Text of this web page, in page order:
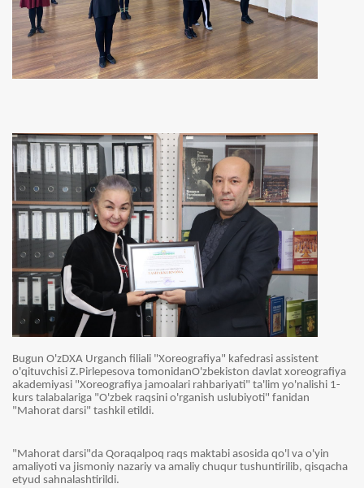
Bugun O'zDXA Urganch filiali "Xoreografiya" kafedrasi assistent
o'qituvchisi Z.Pirlepesova tomonidanO'zbekiston davlat xoreografiya
akademiyasi "Xoreografiya jamoalari rahbariyati" ta'lim yo'nalishi 1-
kurs talabalariga "O'zbek raqsini o'rganish uslubiyoti" fanidan
"Mahorat darsi" tashkil etildi.
"Mahorat darsi"da Qoraqalpoq raqs maktabi asosida qo'l va o'yin
amaliyoti va jismoniy nazariy va amaliy chuqur tushuntirilib, qisqacha
etyud sahnalashtirildi.